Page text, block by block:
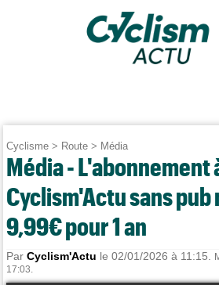
Cyclisme > Route > Média
Média - L'abonnement
Cyclism'Actu sans pub
9,99€ pour 1 an
ParCyclism'Actu le 02/01/2026 à 11:15.
17:03.